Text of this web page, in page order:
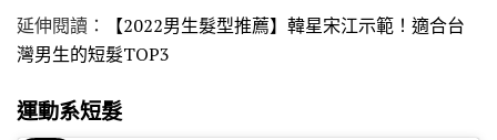
延伸閱讀：
【2022男生髮型推薦】韓星宋江示範！適合台
灣男生的短髮TOP3
運動系短髮